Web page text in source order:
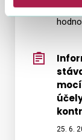
E-
25. 6.